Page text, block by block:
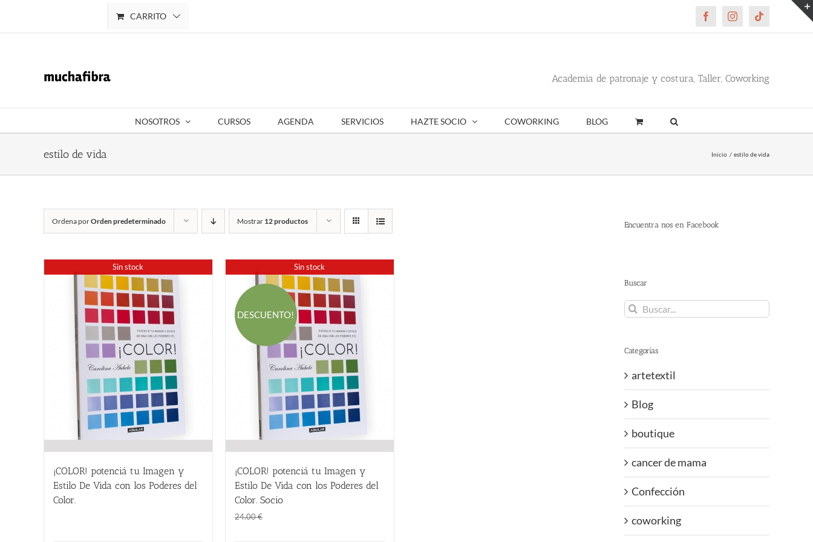
CARRITO FacebookInstagramTiktok
Academia de patronaje y costura, Taller, Coworking
NOSOTROS CURSOS AGENDA SERVICIOS HAZTE SOCIO COWORKING BLOG
estilo de vida Inicio estilo de vida
Ordena porOrden predeterminado Mostrar 12 productos
Sin stock
¡COLOR! potenciá tu Imagen y
Estilo De Vida con los Poderes del
Color.
Sin stock
DESCUENTO!
¡COLOR! potenciá tu Imagen y
Estilo De Vida con los Poderes del
Color. Socio
24.00€
Encuentra nos en Facebook
Buscar
Buscar:
Categorías
artetextil
Blog
boutique
cancer de mama
Confección
coworking